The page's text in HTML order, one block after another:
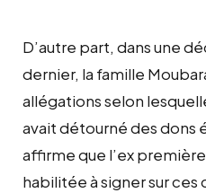
D’autre part, dans une
dernier, la famille
allégations selon
avait détourné des dons
affirme que l’ex
habilitée à signer sur